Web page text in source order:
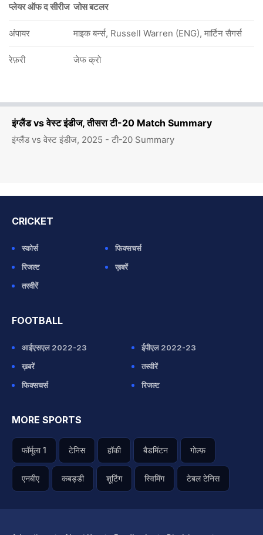
इंग्लैंड vs वेस्ट इंडीज, तीसरा टी-20 Match Summary
इंग्लैंड vs वेस्ट इंडीज, 2025 - टी-20 Summary
प्लेयर ऑफ द सीरीज जोस बटलर
अंपायर माइक बर्न्स, Russell Warren (ENG), मार्टिन सैगर्स
रेफ़री जेफ क्रो
CRICKET
स्कोर्स
फिक्सचर्स
रिजल्ट
ख़बरें
तस्वीरें
FOOTBALL
आईएसएल 2022-23
ईपीएल 2022-23
ख़बरें
तस्वीरें
फिक्सचर्स
रिजल्ट
MORE SPORTS
फॉर्मूला 1 टेनिस हॉकी बैडमिंटन गोल्फ़
एनबीए कबड्डी शूटिंग स्विमिंग टेबल टेनिस